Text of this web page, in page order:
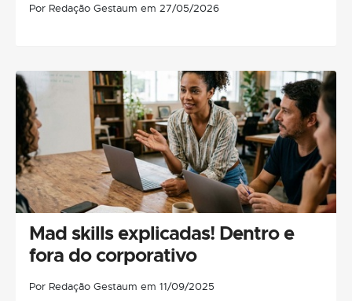
Por Redação Gestaum em 27/05/2026
Mad skills explicadas! Dentro e
fora do corporativo
Por Redação Gestaum em 11/09/2025